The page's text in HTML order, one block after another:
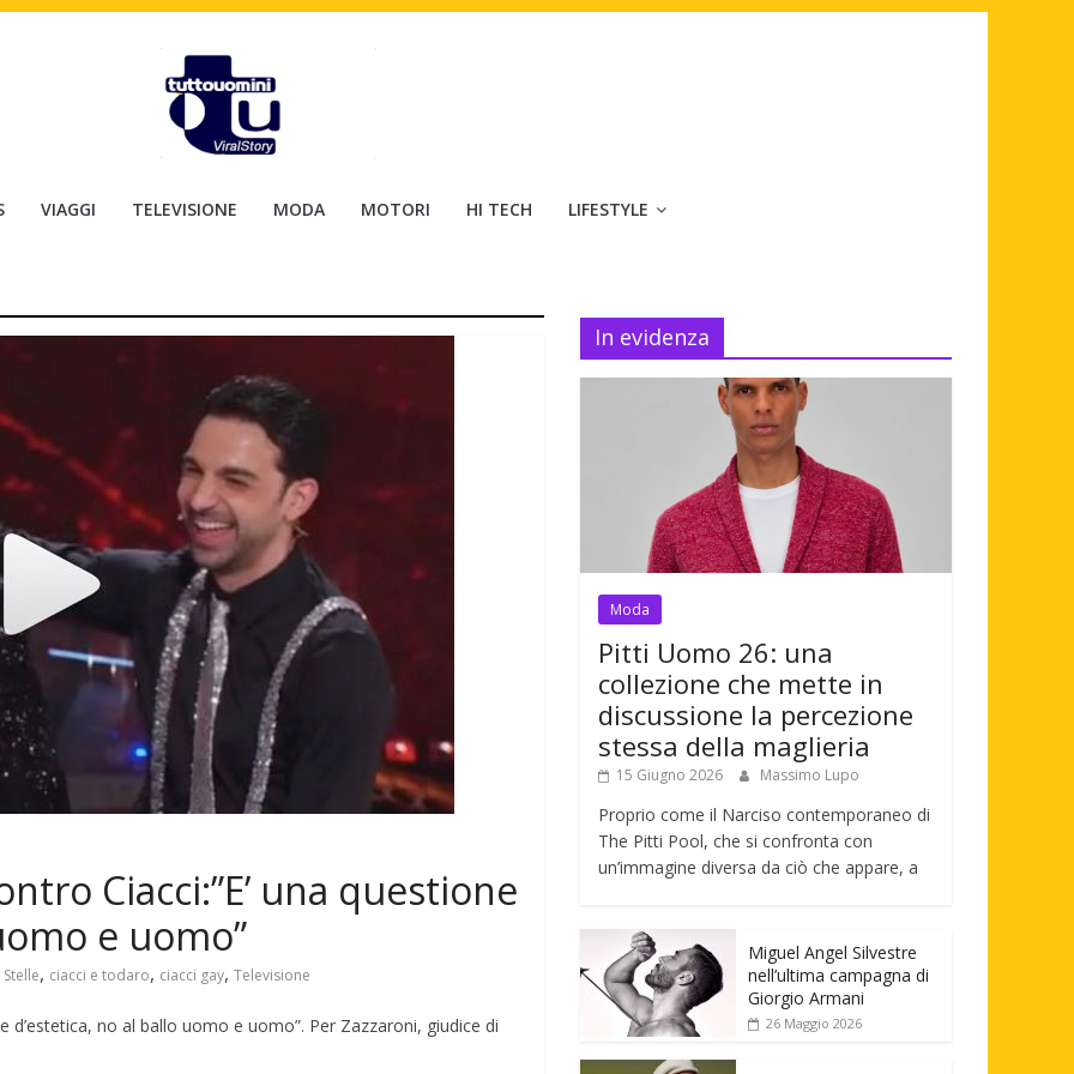
VIAGGI TELEVISIONE MODA MOTORI HI TECH LIFESTYLE
Ciacci:”E’ una questione
e uomo”
, ciacci e todaro, ciacci gay, Televisione
d’estetica, no al ballo uomo e uomo”. Per Zazzaroni, giudice di
In evidenza
Moda
Pitti Uomo 26: una
collezione che mette in
discussione la percezione
stessa della maglieria
15 Giugno 2026 Massimo Lupo
Proprio come il Narciso contemporaneo di
The Pitti Pool, che si confronta con
un’immagine diversa da ciò che appare, a
Miguel Angel Silvestre
nell’ultima campagna di
Giorgio Armani
26 Maggio 2026